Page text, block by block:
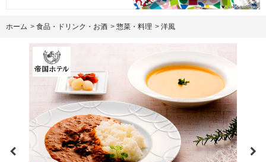
ホーム > 食品・ドリンク・お酒 > 惣菜・料理 > 洋風